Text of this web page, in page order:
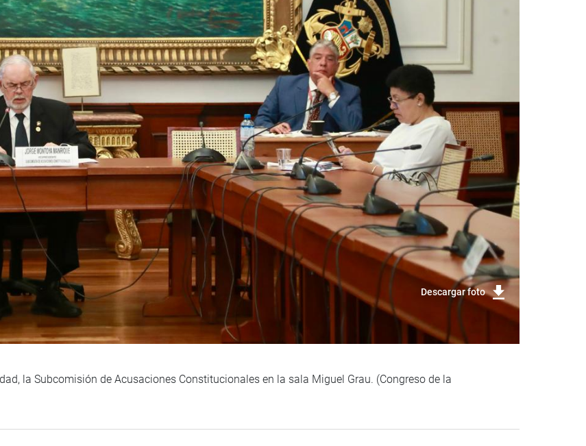
Descargar foto
la Subcomisión de Acusaciones Constitucionales en la sala Miguel Grau. (Congreso de la